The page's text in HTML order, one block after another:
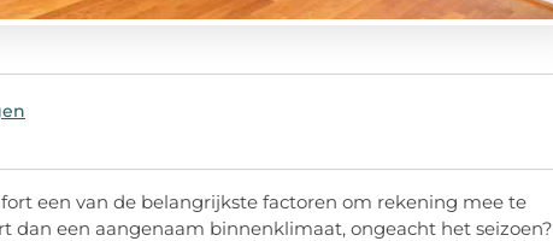
een van de belangrijkste factoren om rekening mee te
dan een aangenaam binnenklimaat, ongeacht het seizoen?